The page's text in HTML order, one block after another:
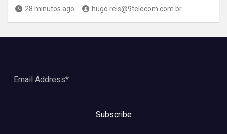
28 minutos ago hugo.reis@9telecom.com.br
Subscribe